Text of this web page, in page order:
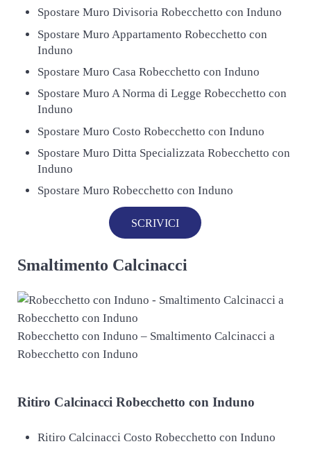
Spostare Muro Divisoria Robecchetto con Induno
Spostare Muro Appartamento Robecchetto con
Induno
Spostare Muro Casa Robecchetto con Induno
Spostare Muro A Norma di Legge Robecchetto con
Induno
Spostare Muro Costo Robecchetto con Induno
Spostare Muro Ditta Specializzata Robecchetto con
Induno
Spostare Muro Robecchetto con Induno
SCRIVICI
Smaltimento Calcinacci
Robecchetto con Induno – Smaltimento Calcinacci a
Robecchetto con Induno
Ritiro Calcinacci Robecchetto con Induno
Ritiro Calcinacci Costo Robecchetto con Induno